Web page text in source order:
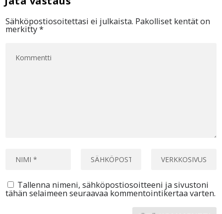
Sähköpostiosoitettasi ei julkaista. Pakolliset kentät on
merkitty*
Tallenna nimeni, sähköpostiosoitteeni ja sivustoni
tähän selaimeen seuraavaa kommentointikertaa varten.